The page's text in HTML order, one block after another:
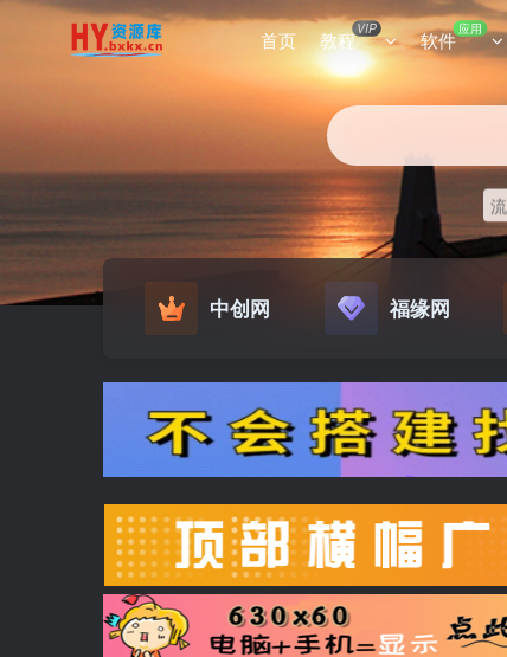
首页 教程VIP 软件 应用
中创网 福缘网